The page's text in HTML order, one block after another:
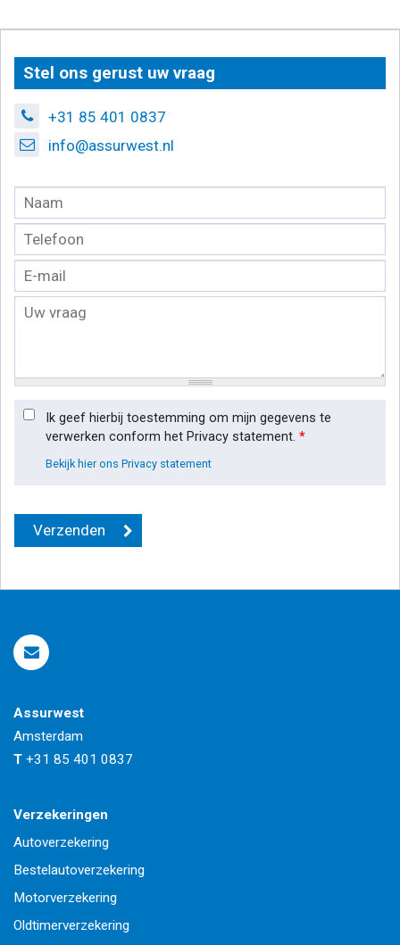
Stel ons gerust uw vraag
+31 85 401 0837
info@assurwest.nl
Ik geef hierbij toestemming om mijn gegevens te
verwerken conform het Privacy statement. *
Bekijk hier ons Privacy statement
Assurwest
Amsterdam
T +31 85 401 0837
Verzekeringen
Autoverzekering
Bestelautoverzekering
Motorverzekering
Oldtimerverzekering